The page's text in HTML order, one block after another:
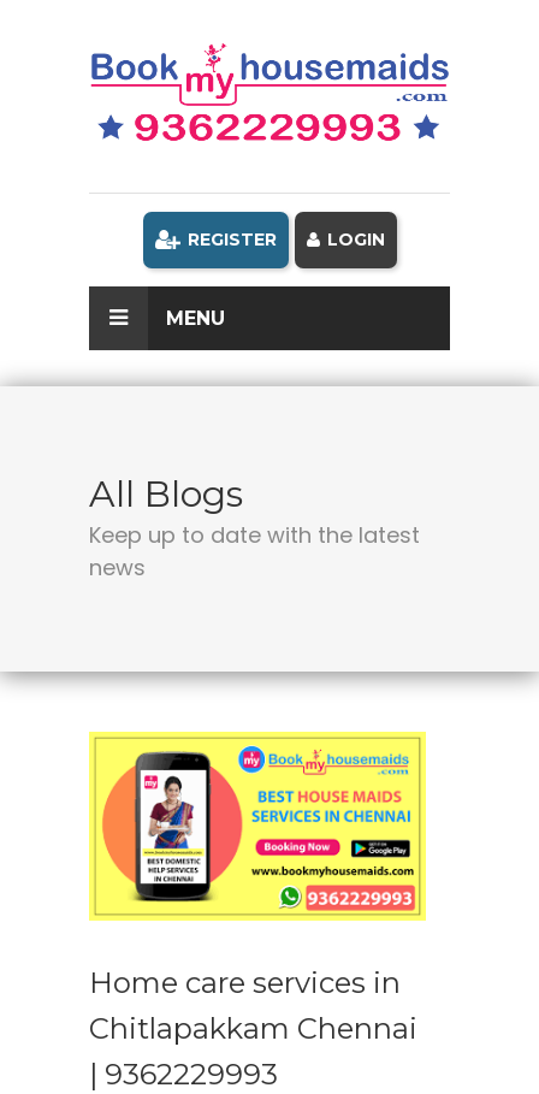
REGISTER LOGIN
MENU
All Blogs
Keep up to date with the latest
news
Home care services in
Chitlapakkam Chennai
| 9362229993